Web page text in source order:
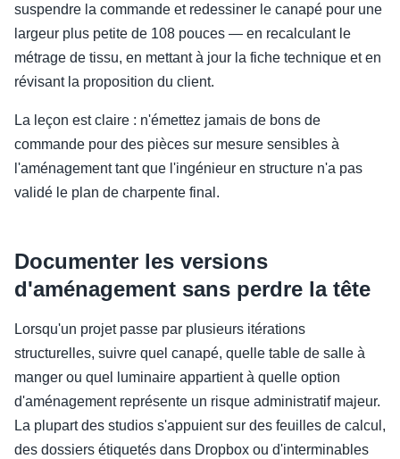
suspendre la commande et redessiner le canapé pour une
largeur plus petite de 108 pouces — en recalculant le
métrage de tissu, en mettant à jour la fiche technique et en
révisant la proposition du client.
La leçon est claire : n'émettez jamais de bons de
commande pour des pièces sur mesure sensibles à
l'aménagement tant que l'ingénieur en structure n'a pas
validé le plan de charpente final.
Documenter les versions
d'aménagement sans perdre la tête
Lorsqu'un projet passe par plusieurs itérations
structurelles, suivre quel canapé, quelle table de salle à
manger ou quel luminaire appartient à quelle option
d'aménagement représente un risque administratif majeur.
La plupart des studios s'appuient sur des feuilles de calcul,
des dossiers étiquetés dans Dropbox ou d'interminables